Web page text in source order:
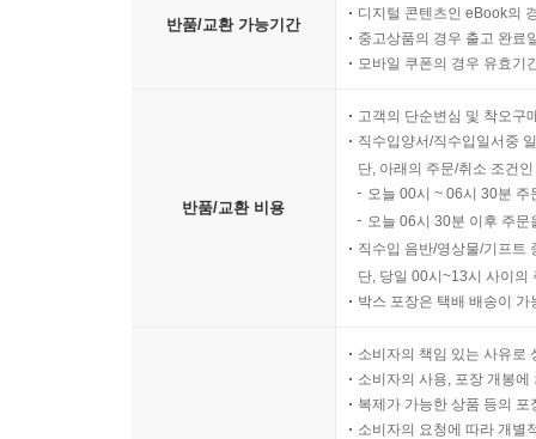
반품/교환 가능기간
디지털 콘텐츠인 eBook의
중고상품의 경우 출고 완료
모바일 쿠폰의 경우 유효기
반품/교환 비용
고객의 단순변심 및 착오구
직수입양서/직수입일서중
단, 아래의 주문/취소 조건
오늘 00시 ~ 06시 30분
오늘 06시 30분 이후 주
직수입 음반/영상물/기프트
단, 당일 00시~13시 사이의
박스 포장은 택배 배송이
소비자의 책임 있는 사유로
소비자의 사용, 포장 개봉
복제가 가능한 상품 등의
소비자의 요청에 따라 개별